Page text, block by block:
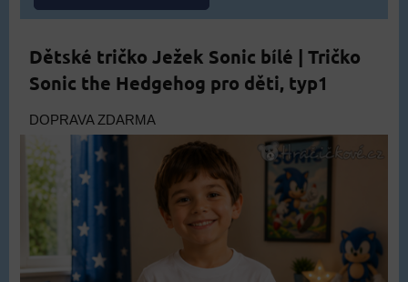
Dětské tričko Ježek Sonic bílé | Tričko
Sonic the Hedgehog pro děti, typ1
DOPRAVA ZDARMA